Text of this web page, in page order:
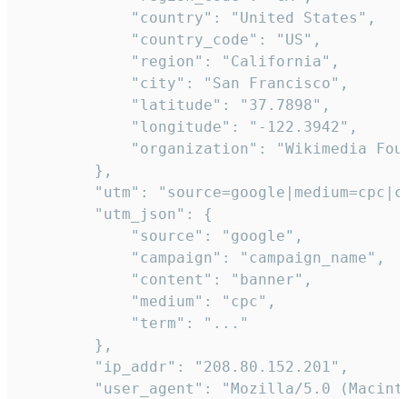
            "country": "United States",
            "country_code": "US",
            "region": "California",
            "city": "San Francisco",
            "latitude": "37.7898",
            "longitude": "-122.3942",
"organization": "Wikimedia
        },
"utm":
        "utm_json": {
            "source": "google",
            "campaign": "campaign_name",
            "content": "banner",
            "medium": "cpc",
            "term": "..."
        },
        "ip_addr": "208.80.152.201",
"user_agent": "Mozilla/5.0